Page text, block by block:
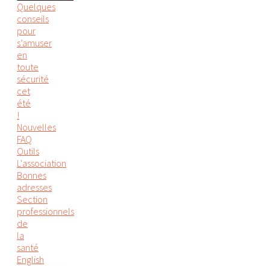
Quelques
conseils
pour
s’amuser
en
toute
sécurité
cet
été
!
Nouvelles
FAQ
Outils
L'association
Bonnes
adresses
Section
professionnels
de
la
santé
English